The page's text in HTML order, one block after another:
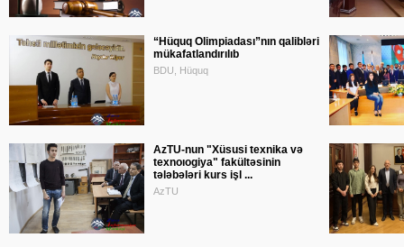
“Hüquq Olimpiadası”nın qalibləri
mükafatlandırılıb
BDU, Hüquq
AzTU-nun "Xüsusi texnika və
texnoıogiya" fakültəsinin
tələbələri kurs işl ...
AzTU